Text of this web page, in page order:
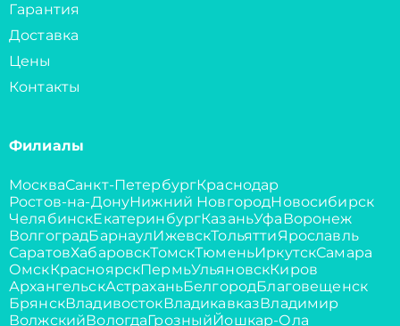
Гарантия
Доставка
Цены
Контакты
Филиалы
МоскваСанкт-ПетербургКраснодар
Ростов-на-ДонуНижний НовгородНовосибирск
ЧелябинскЕкатеринбургКазаньУфаВоронеж
ВолгоградБарнаулИжевскТольяттиЯрославль
СаратовХабаровскТомскТюменьИркутскСамара
ОмскКрасноярскПермьУльяновскКиров
АрхангельскАстраханьБелгородБлаговещенск
БрянскВладивостокВладикавказВладимир
ВолжскийВологдаГрозныйЙошкар-Ола